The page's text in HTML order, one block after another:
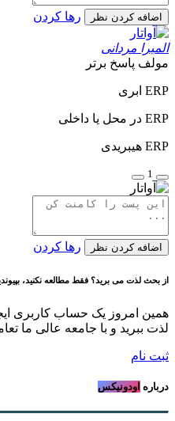
اضافه کردن نظر رها کردن
المیرا مردانی
مولف پاسخ برتر
ERP ابری
ERP در محل یا داخلی
ERP هیبریدی
1
اضافه کردن نظر رها کردن
از بحث لذت می برید؟ فقط مطالعه نکنید،
همین امروز یک حساب کاربری
لذت ببرید و با جامعه عالی ما
ثبت نام
درباره اودونیکس